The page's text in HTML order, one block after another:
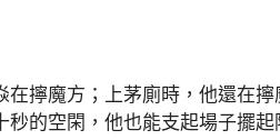
擰魔方；上茅廁時，他還在擰
秒的空閑，他也能支起場子擺